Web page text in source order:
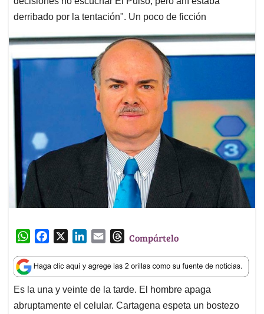
derribado por la tentación". Un poco de ficción
W
a
t
s
A
c
e
b
o
n
k
e
d
a
i
l
T
r
e
a
d
Compártelo
Es la una y veinte de la tarde. El hombre apaga
abruptamente el celular. Cartagena espeta un bostezo